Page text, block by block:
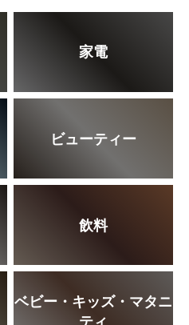
家電
ビューティー
飲料
ベビー・キッズ・マタニ